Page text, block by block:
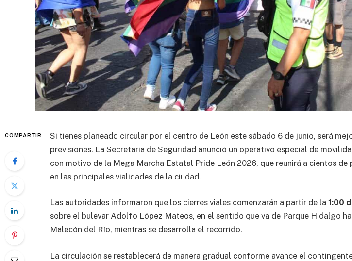
COMPARTIR
Si tienes planeado circular por el centro de León este sábado 6 de junio, será
previsiones. La Secretaría de Seguridad anunció un operativo especial de
con motivo de la Mega Marcha Estatal Pride León 2026, que reunirá a cientos de
en las principales vialidades de la ciudad.
Las autoridades informaron que los cierres viales comenzarán a partir de la 1:00
sobre el bulevar Adolfo López Mateos, en el sentido que va de Parque Hidalgo
Malecón del Río, mientras se desarrolla el recorrido.
La circulación se restablecerá de manera gradual conforme avance el